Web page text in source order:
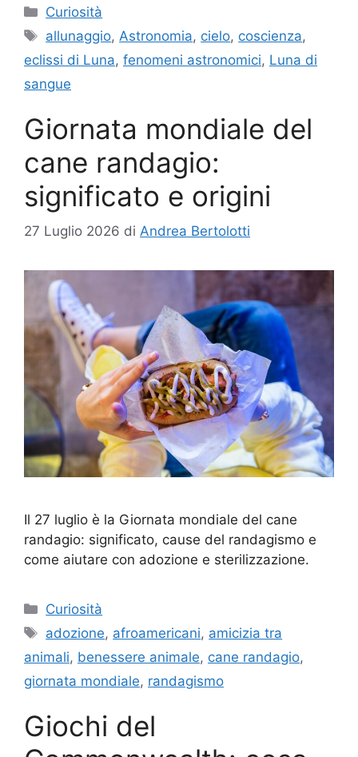
Categorie
Curiosità
Tag
allunaggio, Astronomia, cielo, coscienza,
eclissi di Luna, fenomeni astronomici, Luna di
sangue
Giornata mondiale del
cane randagio:
significato e origini
27 Luglio 2026 di Andrea Bertolotti
Il 27 luglio è la Giornata mondiale del cane
randagio: significato, cause del randagismo e
come aiutare con adozione e sterilizzazione.
Categorie
Curiosità
Tag
adozione, afroamericani, amicizia tra
animali, benessere animale, cane randagio,
giornata mondiale, randagismo
Giochi del